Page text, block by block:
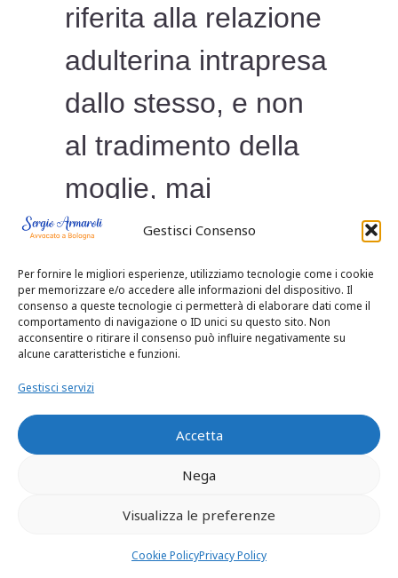
Gestisci Consenso
Per fornire le migliori esperienze, utilizziamo tecnologie come i cookie
per memorizzare e/o accedere alle informazioni del dispositivo. Il
consenso a queste tecnologie ci permetterà di elaborare dati come il
comportamento di navigazione o ID unici su questo sito. Non
acconsentire o ritirare il consenso può influire negativamente su
alcune caratteristiche e funzioni.
Gestisci servizi
Accetta
Nega
Visualizza le preferenze
Cookie PolicyPrivacy Policy
riferita alla relazione
adulterina intrapresa
dallo stesso, e non
al tradimento della
moglie, mai
comprovato.
L’onere della prova
dell’inosservanza
dell’obbligo di fedeltà
al fine dell’addebito
Il ricorrente aveva
sostenuto una linea
difensiva